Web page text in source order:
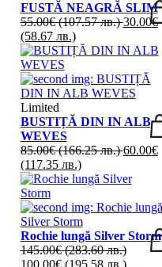
FUSTĂ NEAGRĂ SLIM
55.00€ (107.57 лв.) 30.00€
(58.67 лв.)
Limited
BUSTIȚĂ DIN IN ALB
WEVES
85.00€ (166.25 лв.) 60.00€
(117.35 лв.)
Rochie lungă Silver Storm
145.00€ (283.60 лв.)